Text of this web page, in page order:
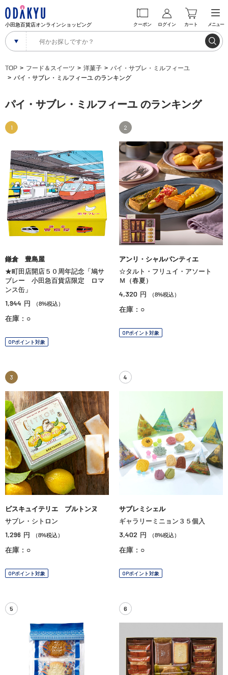
小田急百貨店オンラインショッピング クーポン ログイン カート メニュー
TOP フード＆スイーツ 洋菓子
パイ・サブレ・ミルフィーユ
パイ・サブレ・ミルフィーユ のランキング
パイ・サブレ・ミルフィーユ のランキング
1
鎌倉 豊島屋
★町田店開店５０周年記念「鳩サ
ブレー 小田急百貨店限定 ロマ
ンス缶」
1,944 円 （8%税込）
在庫：○
OPポイント対象
2
アンリ・シャルパンティエ
☆タルト・フリュイ・アソート
Ｍ（春夏）
4,320 円 （8%税込）
在庫：○
OPポイント対象
3
ビスキュイテリエ ブルトンヌ
サブレ・シトロン
1,296 円 （8%税込）
在庫：○
OPポイント対象
4
サブレミシェル
ギャラリーミニョン３５個入
3,402 円 （8%税込）
在庫：○
OPポイント対象
5 6